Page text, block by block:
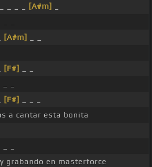
[A#m]
[A#m]
[F#]
[F#]
a cantar esta bonita
y grabando en masterforce